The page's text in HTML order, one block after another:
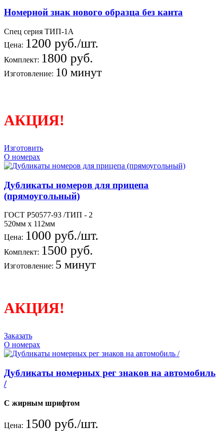
Номерной знак нового образца без канта
Спец серия ТИП-1А
Цена: 1200 руб./шт.
Комплект: 1800 руб.
Изготовление: 10 минут
АКЦИЯ!
Изготовить
О номерах
Дубликаты номеров для прицепа
(прямоугольный)
ГОСТ Р50577-93 /ТИП - 2
520мм х 112мм
Цена: 1000 руб./шт.
Комплект: 1500 руб.
Изготовление: 5 минут
АКЦИЯ!
Заказать
О номерах
Дубликаты номерных рег знаков на автомобиль
/
С жирным шрифтом
Цена: 1500 руб./шт.